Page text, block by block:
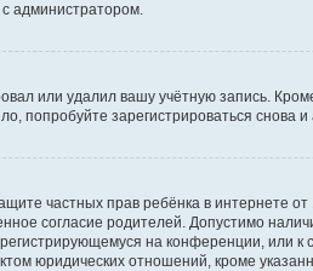
администратором.
или удалил вашу учётную запись.
зарегистрироваться снова и
частных прав ребёнка в
согласие родителей. Допустимо
на конференции, или
юридических отношений, кроме